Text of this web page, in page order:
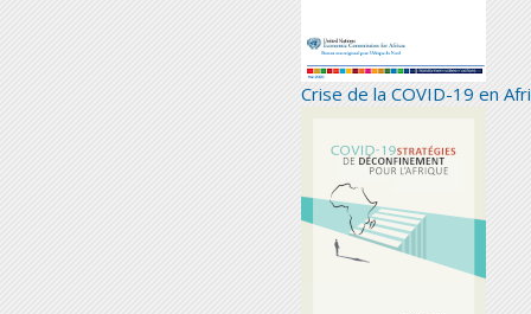
Crise de la COVID-19 en